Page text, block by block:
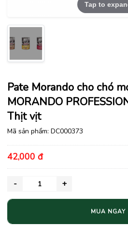
Tap to
Pate Morando cho chó
MORANDO
Thịt vịt
Mã sản phẩm: DC000373
42,000 đ
MUA NGAY